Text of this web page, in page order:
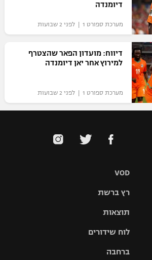
דיומנדה
מערכת ספורט 1 | לפני 2 שבועות
דיווח: מועדון הפאר שהצטרף
למירוץ אחר יאן דיומנדה
מערכת ספורט 1 | לפני 2 שבועות
VOD
רץ ברשת
תוצאות
לוח שידורים
ברחבה